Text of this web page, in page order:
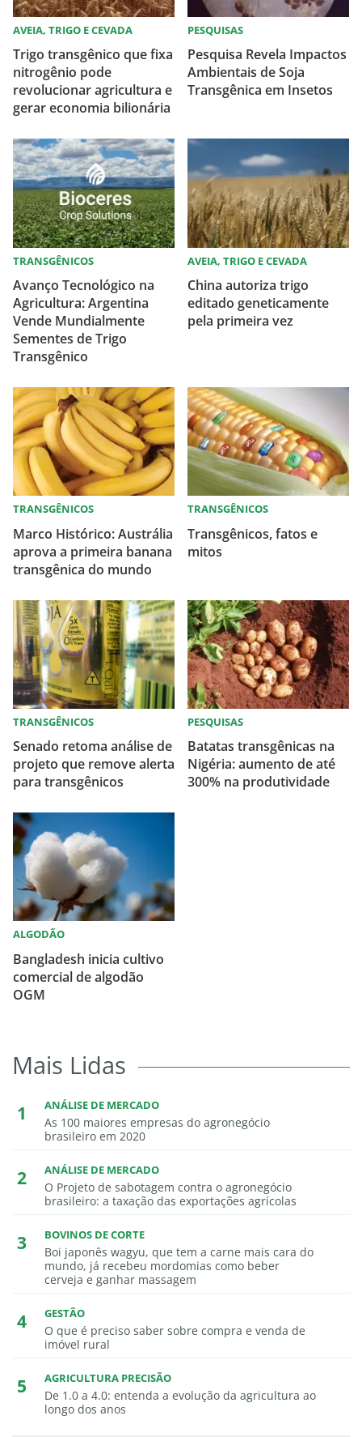
AVEIA, TRIGO E CEVADA
Trigo transgênico que fixa
nitrogênio pode
revolucionar agricultura e
gerar economia bilionária
PESQUISAS
Pesquisa Revela Impactos
Ambientais de Soja
Transgênica em Insetos
TRANSGÊNICOS
Avanço Tecnológico na
Agricultura: Argentina
Vende Mundialmente
Sementes de Trigo
Transgênico
AVEIA, TRIGO E CEVADA
China autoriza trigo
editado geneticamente
pela primeira vez
TRANSGÊNICOS
Marco Histórico: Austrália
aprova a primeira banana
transgênica do mundo
TRANSGÊNICOS
Transgênicos, fatos e
mitos
TRANSGÊNICOS
Senado retoma análise de
projeto que remove alerta
para transgênicos
PESQUISAS
Batatas transgênicas na
Nigéria: aumento de até
300% na produtividade
ALGODÃO
Bangladesh inicia cultivo
comercial de algodão
OGM
Mais Lidas
ANÁLISE DE MERCADO
As 100 maiores empresas do agronegócio
brasileiro em 2020
ANÁLISE DE MERCADO
O Projeto de sabotagem contra o agronegócio
brasileiro: a taxação das exportações agrícolas
BOVINOS DE CORTE
Boi japonês wagyu, que tem a carne mais cara do
mundo, já recebeu mordomias como beber
cerveja e ganhar massagem
GESTÃO
O que é preciso saber sobre compra e venda de
imóvel rural
AGRICULTURA PRECISÃO
De 1.0 a 4.0: entenda a evolução da agricultura ao
longo dos anos